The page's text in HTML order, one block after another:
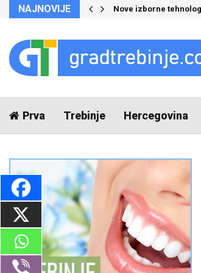
NAJNOVIJE Nove izborne
Prva Trebinje Hercegovina